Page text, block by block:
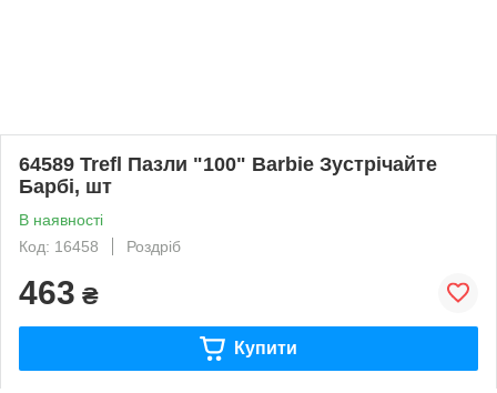
64589 Trefl Пазли "100" Barbie Зустрічайте
Барбі, шт
В наявності
Код: 16458
Роздріб
463 ₴
Купити